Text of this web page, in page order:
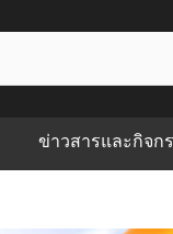
ข่าวสารและกิจก